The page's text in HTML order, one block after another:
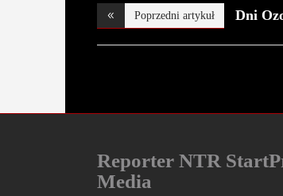
Poprzedni artykuł
Dni
Reporter NTR
Media